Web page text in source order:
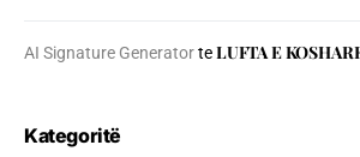
AI Signature GeneratorteLUFTA E
Kategoritë